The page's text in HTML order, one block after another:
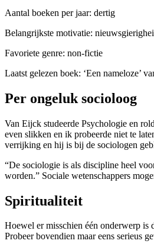
Aantal boeken per jaar: dertig
Belangrijkste motivatie:
Favoriete genre: non-fictie
Laatst gelezen boek: ‘Een nameloze’
Per ongeluk socioloog
Van Eijck studeerde Psychologie en
even slikken en ik probeerde niet te
verrijking en hij is bij de sociologen
“De sociologie is als discipline heel
worden.” Sociale wetenschappers
Spiritualiteit
Hoewel er misschien één onderwerp is
Probeer bovendien maar eens serieus